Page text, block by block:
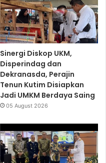
Sinergi Diskop UKM,
Disperindag dan
Dekranasda, Perajin
Tenun Kutim Disiapkan
Jadi UMKM Berdaya Saing
05 August 2026